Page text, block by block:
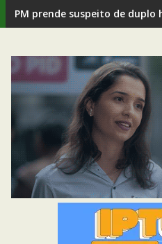
Defesa Civil alerta para